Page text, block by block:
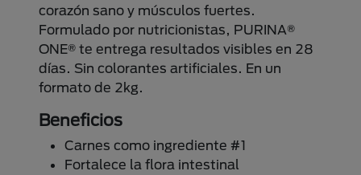
corazón sano y músculos fuertes.
Formulado por nutricionistas, PURINA®
ONE® te entrega resultados visibles en 28
días. Sin colorantes artificiales. En un
formato de 2kg.
Beneficios
Carnes como ingrediente #1
Fortalece la flora intestinal